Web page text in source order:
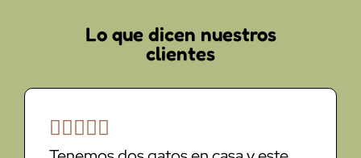
Lo que dicen nuestros
clientes
    